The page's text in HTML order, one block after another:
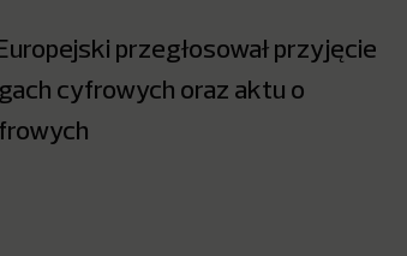
przegłosował przyjęcie
cyfrowych oraz aktu o